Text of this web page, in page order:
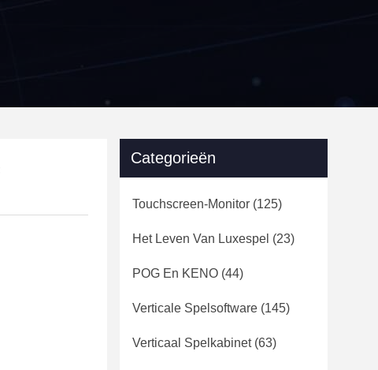
Categorieën
Touchscreen-Monitor (125)
Het Leven Van Luxespel (23)
POG En KENO (44)
Verticale Spelsoftware (145)
Verticaal Spelkabinet(63)